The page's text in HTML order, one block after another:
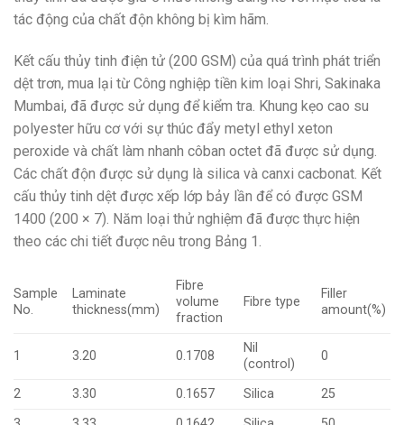
tác động của chất độn không bị kìm hãm.
Kết cấu thủy tinh điện tử (200 GSM) của quá trình phát triển
dệt trơn, mua lại từ Công nghiệp tiền kim loại Shri, Sakinaka
Mumbai, đã được sử dụng để kiểm tra. Khung kẹo cao su
polyester hữu cơ với sự thúc đẩy metyl ethyl xeton
peroxide và chất làm nhanh côban octet đã được sử dụng.
Các chất độn được sử dụng là silica và canxi cacbonat. Kết
cấu thủy tinh dệt được xếp lớp bảy lần để có được GSM
1400 (200 × 7). Năm loại thử nghiệm đã được thực hiện
theo các chi tiết được nêu trong Bảng 1.
Sample
No.
Laminate
thickness(mm)
Fibre
volume
fraction
Fibre type
Filler
amount(%)
1 3.20 0.1708
Nil
(control)
0
2 3.30 0.1657 Silica
25